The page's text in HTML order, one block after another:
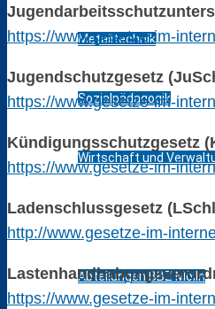
Metalltechnik
Sozialpädagogik
Wirtschaft und
Kollegium
Abteilungen BBZ Mölln
https://www.gesetze-im-
Jugendschutzgesetz
https://www.gesetze-im-
Kündigungsschutzgesetz
https://www.gesetze-im-
Ladenschlussgesetz
http://www.gesetze-im-
https://www.gesetze-im-